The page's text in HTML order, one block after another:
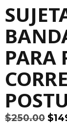
PARA
$250.00 El
$